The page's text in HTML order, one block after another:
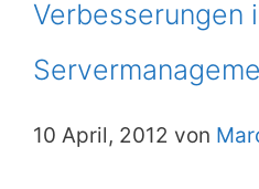
Verbesserungen
10 April, 2012 von